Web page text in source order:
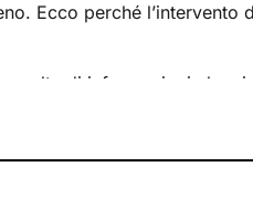
Ecco perché l’intervento
di informazioni che ci